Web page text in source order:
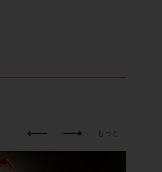
もっと